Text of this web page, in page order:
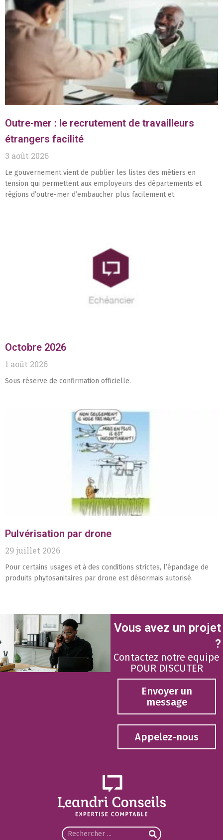
Outre-mer : le recrutement de travailleurs
étrangers facilité
3 août 2026
Le gouvernement vient de publier les listes des métiers en
tension qui permettent aux employeurs des départements et
régions d’outre-mer d’embaucher plus facilement et
Octobre 2026
1 août 2026
Sous réserve de confirmation officielle.
Pulvérisation par drone
29 juillet 2026
Pour certains usages et à des conditions strictes, l’épandage de
produits phytosanitaires par drone est désormais autorisé.
Vous avez un projet
?
Contactez notre equipe
POUR DISCUTER
Envoyer un
message
Appelez-nous